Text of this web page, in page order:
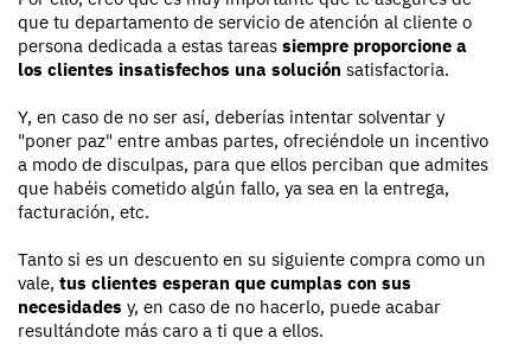
que tu departamento de servicio de atención al cliente o
persona dedicada a estas tareas siempre proporcione a
los clientes insatisfechos una solución satisfactoria.
Y, en caso de no ser así, deberías intentar solventar y
"poner paz" entre ambas partes, ofreciéndole un incentivo
a modo de disculpas, para que ellos perciban que admites
que habéis cometido algún fallo, ya sea en la entrega,
facturación, etc.
Tanto si es un descuento en su siguiente compra como un
vale, tus clientes esperan que cumplas con sus
necesidades y, en caso de no hacerlo, puede acabar
resultándote más caro a ti que a ellos.